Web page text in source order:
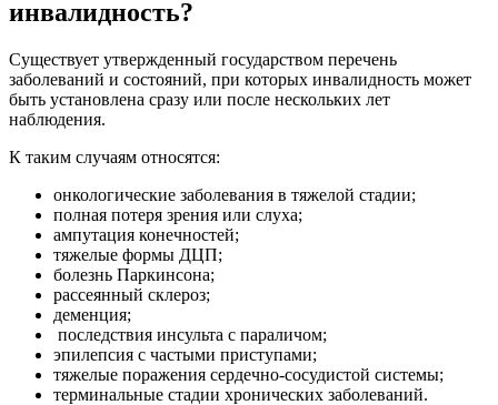
инвалидность?
Существует утвержденный государством перечень
заболеваний и состояний, при которых инвалидность может
быть установлена сразу или после нескольких лет
наблюдения.
К таким случаям относятся:
онкологические заболевания в тяжелой стадии;
полная потеря зрения или слуха;
ампутация конечностей;
тяжелые формы ДЦП;
болезнь Паркинсона;
рассеянный склероз;
деменция;
последствия инсульта с параличом;
эпилепсия с частыми приступами;
тяжелые поражения сердечно-сосудистой системы;
терминальные стадии хронических заболеваний.